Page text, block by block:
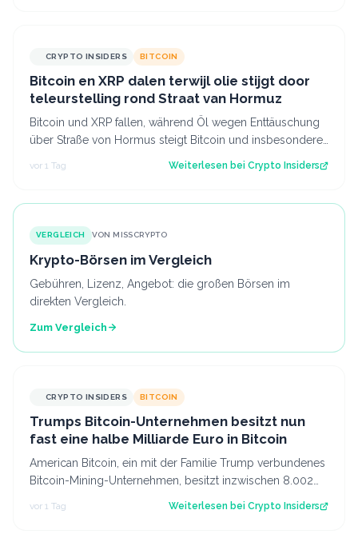
CRYPTO INSIDERS BITCOIN
Bitcoin en XRP dalen terwijl olie stijgt door
teleurstelling rond Straat van Hormuz
Bitcoin und XRP fallen, während Öl wegen Enttäuschung
über Straße von Hormus steigt Bitcoin und insbesondere
Altcoins wie XRP und Solana hab…
vor 1 Tag Weiterlesen bei Crypto Insiders
VERGLEICH VON MISSCRYPTO
Krypto-Börsen im Vergleich
Gebühren, Lizenz, Angebot: die großen Börsen im
direkten Vergleich.
Zum Vergleich
CRYPTO INSIDERS BITCOIN
Trumps Bitcoin-Unternehmen besitzt nun
fast eine halbe Milliarde Euro in Bitcoin
American Bitcoin, ein mit der Familie Trump verbundenes
Bitcoin-Mining-Unternehmen, besitzt inzwischen 8.002
vor 1 Tag Weiterlesen bei Crypto Insiders